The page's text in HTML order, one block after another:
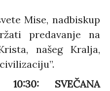
Mise, nadbiskup
predavanje na
našeg Kralja,
SVEČANA